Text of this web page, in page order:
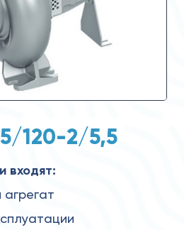
120-2/5,5
входят: